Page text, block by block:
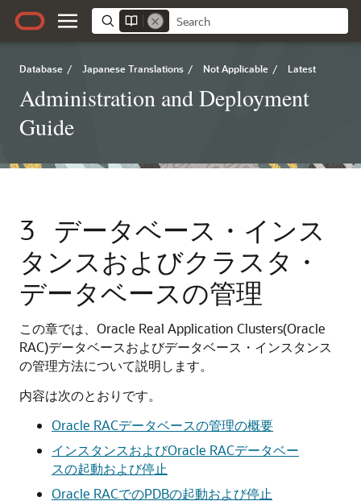
Database / Japanese Translations / Not Applicable / Latest
Administration and Deployment
Guide
3
データベース・インス
タンスおよびクラスタ・
データベースの管理
この章では、Oracle Real Application Clusters(Oracle
RAC)データベースおよびデータベース・インスタンス
の管理方法について説明します。
内容は次のとおりです。
Oracle RACデータベースの管理の概要
インスタンスおよびOracle RACデータベー
スの起動および停止
Oracle RACでのPDBの起動および停止